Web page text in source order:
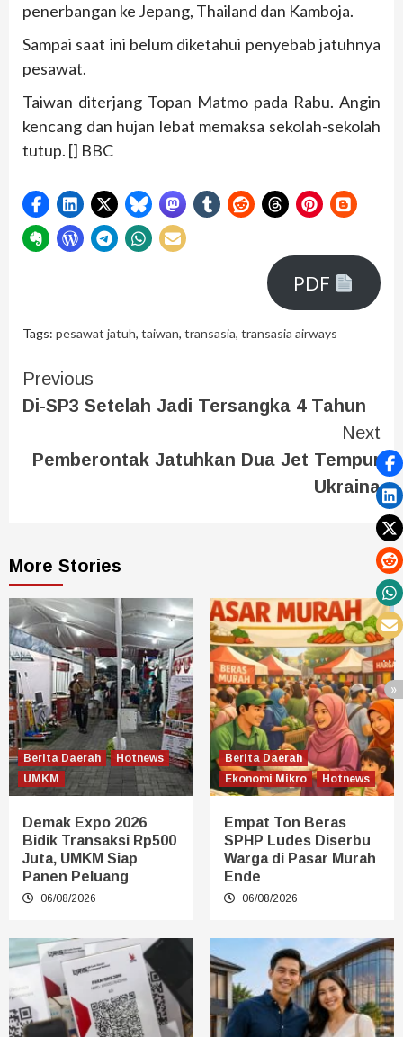
penerbangan ke Jepang, Thailand dan Kamboja.
Sampai saat ini belum diketahui penyebab jatuhnya
pesawat.
Taiwan diterjang Topan Matmo pada Rabu. Angin
kencang dan hujan lebat memaksa sekolah-sekolah
tutup. [] BBC
PDF
Tags: pesawat jatuh, taiwan, transasia, transasia airways
Previous
Di-SP3 Setelah Jadi Tersangka 4 Tahun
Next
Pemberontak Jatuhkan Dua Jet Tempur
Ukraina
More Stories
Berita Daerah
Hotnews
UMKM
Demak Expo 2026
Bidik Transaksi Rp500
Juta, UMKM Siap
Panen Peluang
06/08/2026
Berita Daerah
Ekonomi Mikro
Hotnews
Empat Ton Beras
SPHP Ludes Diserbu
Warga di Pasar Murah
Ende
06/08/2026